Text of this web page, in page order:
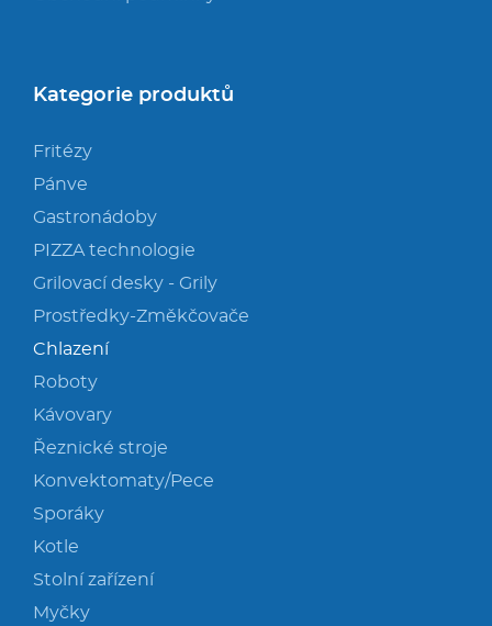
Kategorie produktů
Fritézy
Pánve
Gastronádoby
PIZZA technologie
Grilovací desky - Grily
Prostředky-Změkčovače
Chlazení
Roboty
Kávovary
Řeznické stroje
Konvektomaty/Pece
Sporáky
Kotle
Stolní zařízení
Myčky